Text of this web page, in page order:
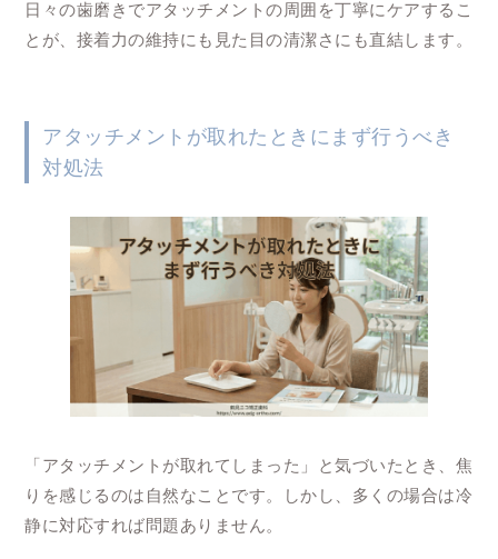
日々の歯磨きでアタッチメントの周囲を丁寧にケアするこ
とが、接着力の維持にも見た目の清潔さにも直結します。
アタッチメントが取れたときにまず行うべき
対処法
「アタッチメントが取れてしまった」と気づいたとき、焦
りを感じるのは自然なことです。しかし、多くの場合は冷
静に対応すれば問題ありません。